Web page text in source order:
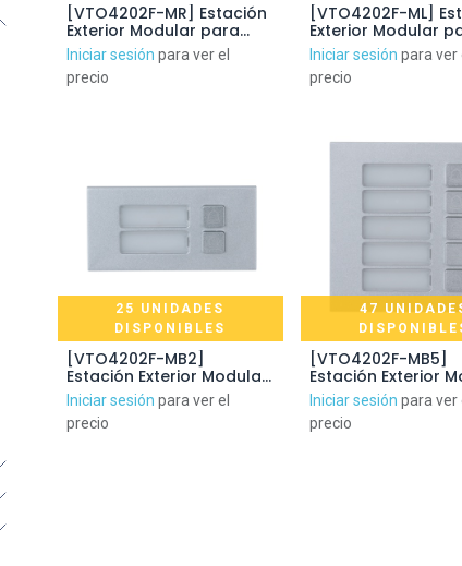
[VTO4202F-MR] Estación
Exterior Modular para
Videoportero IP con
Lector de tarjetas para
Series VTO4202F-X
Iniciar sesión para ver el
precio
[VTO4202F-ML]
Exterior Modular
Videoportero IP
Indicador para
VTO4202F-X
Iniciar sesión para ver
precio
25 UNIDADES
DISPONIBLES
[VTO4202F-MB2]
Estación Exterior Modular
para Videoportero IP con
2 Botones para Series
VTO4202F-X
Iniciar sesión para ver el
precio
47
[VTO4202F-MB5]
Estación Exterior
para Videoportero
5 Botones para
VTO4202F-X
Iniciar sesión para ver
precio